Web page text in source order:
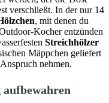
verschließt. In der nur 14
, mit denen du
Kocher entzünden
Streichhölzer
Mäppchen geliefert
nehmen.